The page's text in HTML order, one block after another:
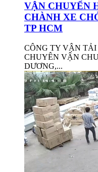
VẬN CHUYỂN
CHÀNH XE
TP HCM
CÔNG TY VẬN TẢI
CHUYÊN VẬN
DƯƠNG,...